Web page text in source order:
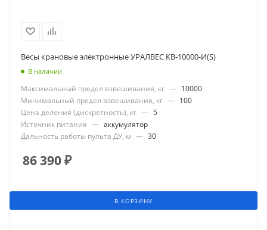
Весы крановые электронные УРАЛВЕС КВ-10000-И(S)
В наличии
Максимальный предел взвешивания, кг — 10000
Минимальный предел взвешивания, кг — 100
Цена деления (дискретность), кг — 5
Источник питания — аккумулятор
Дальность работы пульта ДУ, м — 30
86 390₽
В КОРЗИНУ